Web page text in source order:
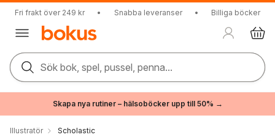
Fri frakt över 249 kr • Snabba leveranser • Billiga böcker
Sök bok, spel, pussel, penna...
Skapa nya rutiner – hälsoböcker upp till 50% →
Illustratör Scholastic